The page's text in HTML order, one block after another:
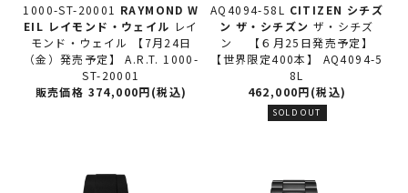
1000-ST-20001 RAYMOND W
EIL レイモンド・ウェイル レイ
モンド・ウェイル 【7月24日
（金）発売予定】 A.R.T. 1000-
ST-20001
販売価格 374,000円(税込)
AQ4094-58L
CITIZEN シチズ
ン ザ・シチズン ザ・シチズ
ン 【６月25日発売予定】
【世界限定400本】 AQ4094-5
8L
462,000円(税込)
SOLD OUT